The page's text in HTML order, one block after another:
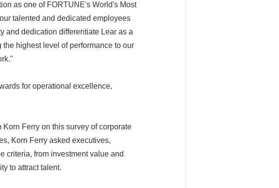
as one of FORTUNE's World's Most
talented and dedicated employees
and dedication differentiate Lear as a
highest level of performance to our
for operational excellence,
Ferry on this survey of corporate
Korn Ferry asked executives,
criteria, from investment value and
to attract talent.